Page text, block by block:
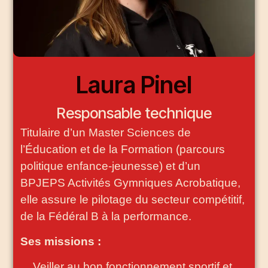
Laura Pinel
Responsable technique
Titulaire d’un Master Sciences de
l’Éducation et de la Formation (parcours
politique enfance-jeunesse) et d’un
BPJEPS Activités Gymniques Acrobatique,
elle assure le pilotage du secteur compétitif,
de la Fédéral B à la performance.
Ses missions :